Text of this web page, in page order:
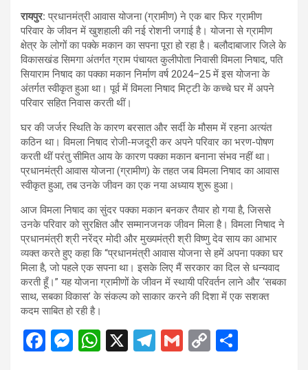
रायपुर:प्रधानमंत्री आवास योजना (ग्रामीण) ने एक बार फिर ग्रामीण
परिवार के जीवन में खुशहाली की नई रोशनी जगाई है। योजना से ग्रामीण
क्षेत्र के लोगों का पक्के मकान का सपना पूरा हो रहा है। बलौदाबाजार जिले के
विकासखंड सिमगा अंतर्गत ग्राम पंचायत कुलीपोता निवासी विमला निषाद, पति
सियाराम निषाद का पक्का मकान निर्माण वर्ष 2024–25 में इस योजना के
अंतर्गत स्वीकृत हुआ था। पूर्व में विमला निषाद मिट्टी के कच्चे घर में अपने
परिवार सहित निवास करती थीं।
घर की जर्जर स्थिति के कारण बरसात और सर्दी के मौसम में रहना अत्यंत
कठिन था। विमला निषाद रोजी-मजदूरी कर अपने परिवार का भरण-पोषण
करती थीं परंतु सीमित आय के कारण पक्का मकान बनाना संभव नहीं था।
प्रधानमंत्री आवास योजना (ग्रामीण) के तहत जब विमला निषाद का आवास
स्वीकृत हुआ, तब उनके जीवन का एक नया अध्याय शुरू हुआ।
आज विमला निषाद का सुंदर पक्का मकान बनकर तैयार हो गया है, जिससे
उनके परिवार को सुरक्षित और सम्मानजनक जीवन मिला है। विमला निषाद ने
प्रधानमंत्री श्री नरेंद्र मोदी और मुख्यमंत्री श्री विष्णु देव साय का आभार
व्यक्त करते हुए कहा कि “प्रधानमंत्री आवास योजना से हमें अपना पक्का घर
मिला है, जो पहले एक सपना था। इसके लिए मैं सरकार का दिल से धन्यवाद
करती हूँ।” यह योजना ग्रामीणों के जीवन में स्थायी परिवर्तन लाने और ‘सबका
साथ, सबका विकास’ के संकल्प को साकार करने की दिशा में एक सशक्त
कदम साबित हो रही है।
F
M W X
T
G
C